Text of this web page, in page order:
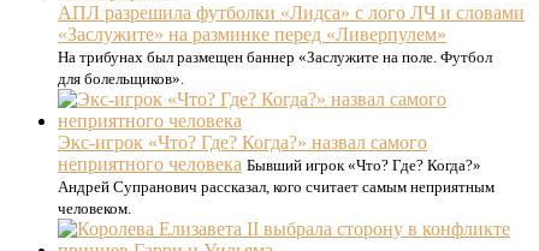
АПЛ разрешила футболки «Лидса» с лого ЛЧ и словами
«Заслужите» на разминке перед «Ливерпулем»
На трибунах был размещен баннер «Заслужите на поле. Футбол
для болельщиков».
Экс-игрок «Что? Где? Когда?» назвал самого
неприятного человека Бывший игрок «Что? Где? Когда?»
Андрей Супранович рассказал, кого считает самым неприятным
человеком.